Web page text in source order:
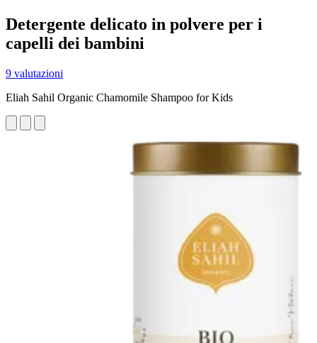
Detergente delicato in polvere per i
capelli dei bambini
9 valutazioni
Eliah Sahil Organic Chamomile Shampoo for Kids